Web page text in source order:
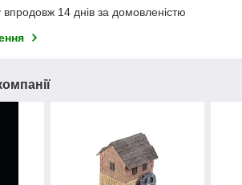
14 днів за домовленістю